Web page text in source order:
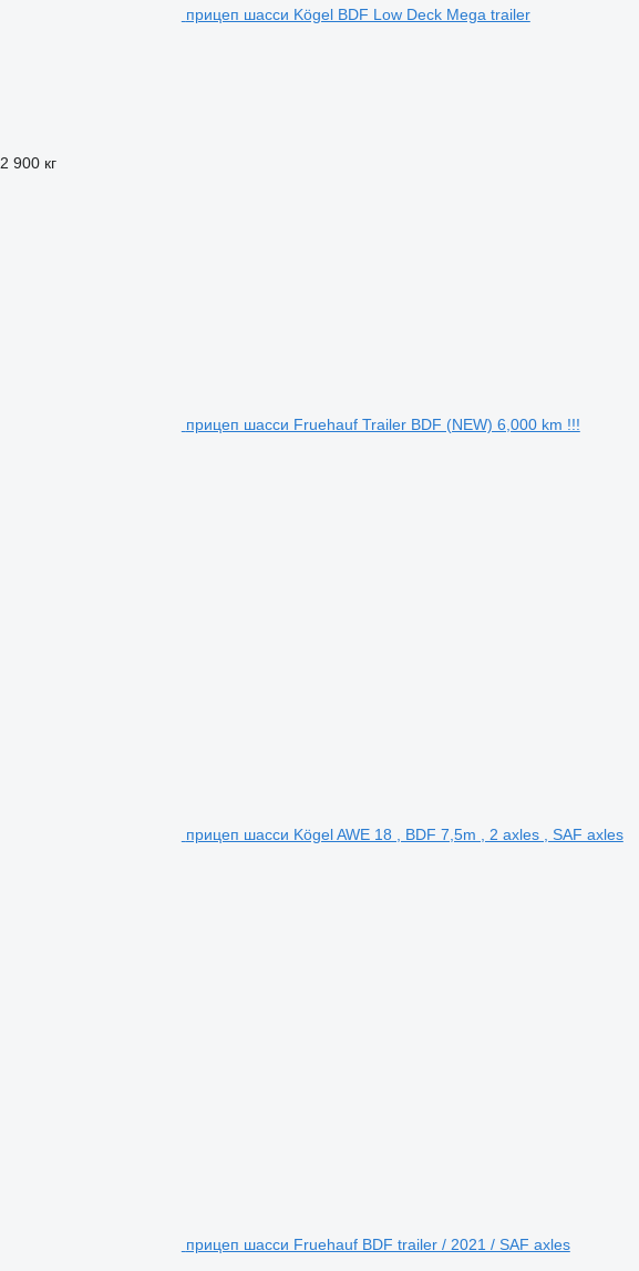
прицеп шасси Kögel BDF Low Deck Mega trailer
2 900 кг
прицеп шасси Fruehauf Trailer BDF (NEW) 6,000 km !!!
прицеп шасси Kögel AWE 18 , BDF 7,5m , 2 axles , SAF axles
прицеп шасси Fruehauf BDF trailer / 2021 / SAF axles